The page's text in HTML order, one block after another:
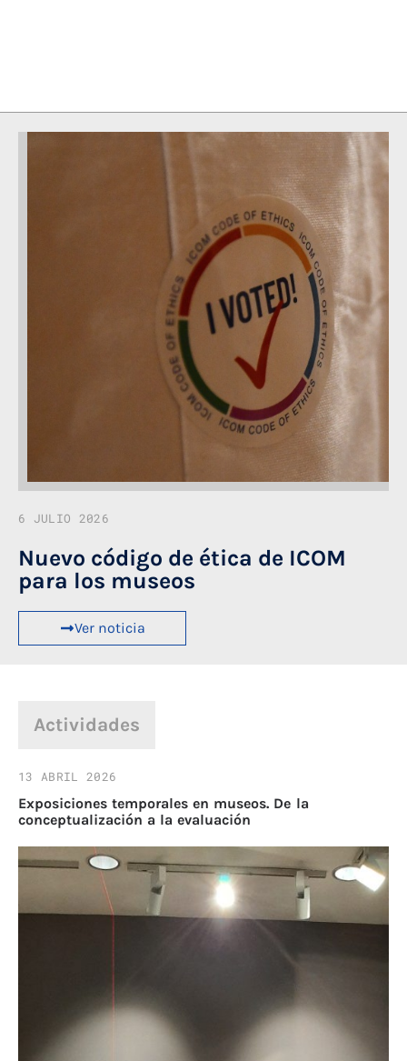
6 JULIO 2026
Nuevo código de ética de ICOM
para los museos
Ver noticia
Actividades
13 ABRIL 2026
Exposiciones temporales en museos. De la
conceptualización a la evaluación